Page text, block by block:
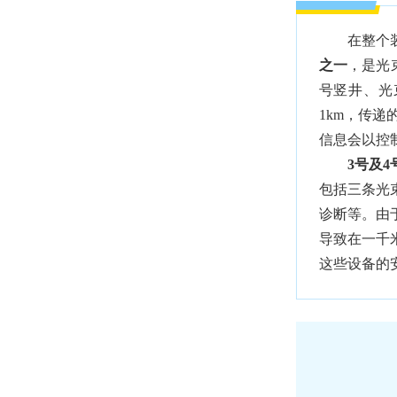
在整个装
之一，是光
号竖井、光
1km，传递
信息会以
3号及4号
包括三条光
诊断等。由
导致在一千
这些设备的